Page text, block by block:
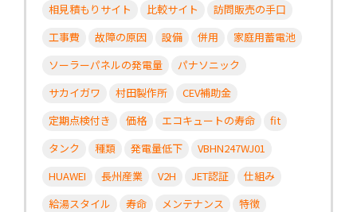
相見積もりサイト
比較サイト
訪問販売の手口
工事費
故障の原因 設備 併用
家庭用蓄電池
ソーラーパネルの発電量
パナソニック
サカイガワ
村田製作所
CEV補助金
定期点検付き
価格 エコキュートの寿命
fit
タンク
種類 発電量低下
VBHN247WJ01
HUAWEI
長州産業 V2H JET認証
仕組み
給湯スタイル
寿命 メンテナンス
特徴